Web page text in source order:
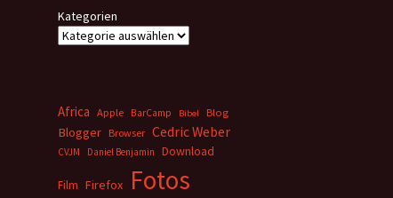
Kategorien
Africa Apple BarCamp Bibel Blog
Blogger Browser Cedric Weber
CVJM Daniel Benjamin Download
Film Firefox Fotos